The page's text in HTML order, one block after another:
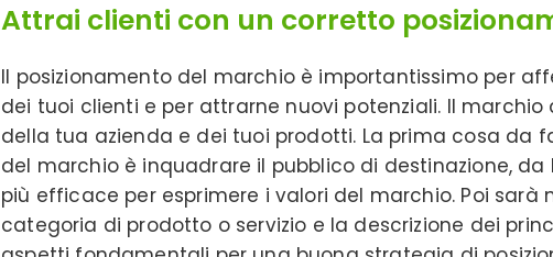
Attrai clienti con un corretto
Il posizionamento del marchio è importantissimo per
dei tuoi clienti e per attrarne nuovi potenziali. Il
della tua azienda e dei tuoi prodotti. La prima cosa da
del marchio è inquadrare il pubblico di destinazione,
più efficace per esprimere i valori del marchio. Poi
categoria di prodotto o servizio e la descrizione dei